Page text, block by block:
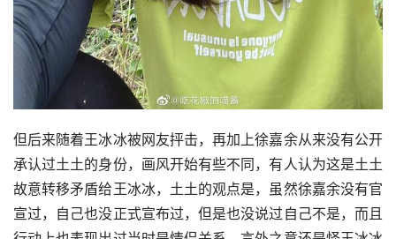
但后来随着王冰冰被网友抨击，再加上徐嘉余从来没有公开
承认过土土的身份，画风开始有些不同，有人认为这是土土
故意转移矛盾给王冰冰，土土的观点是，虽然徐嘉余没有官
宣过，自己也没正式宣布过，但是也没说过自己不是，而且